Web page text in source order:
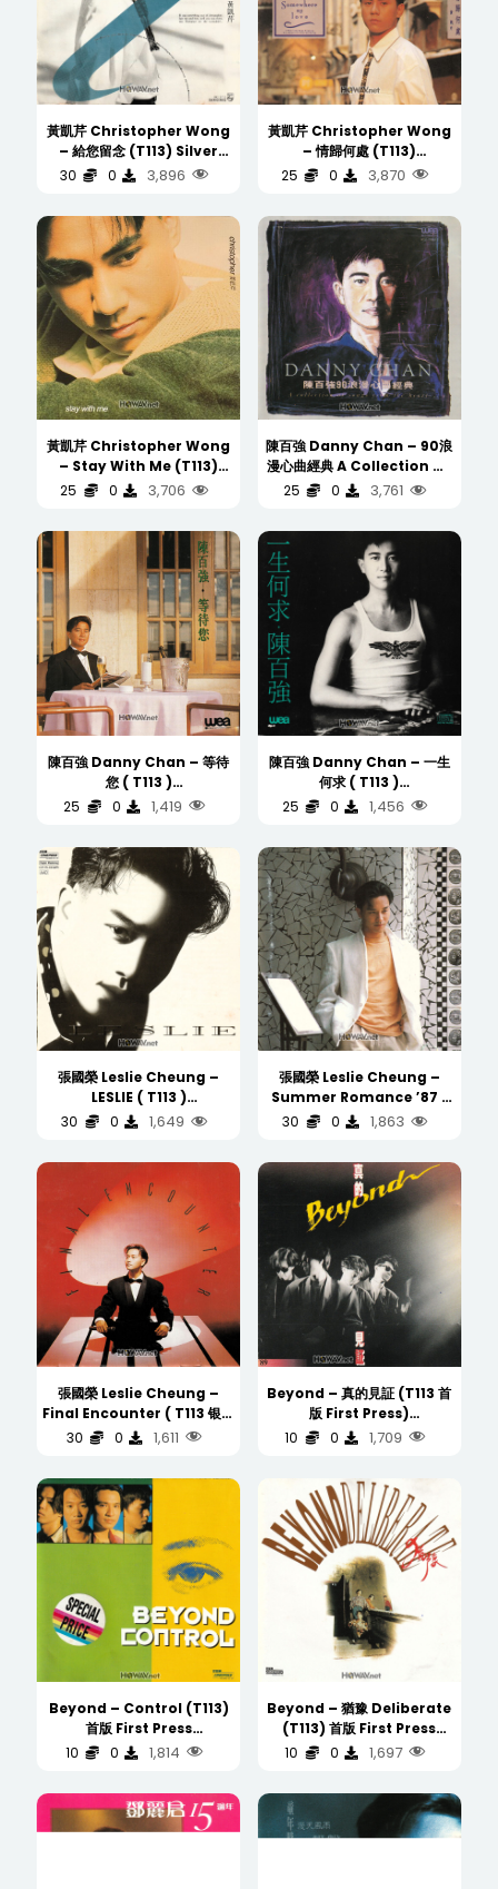
黃凱芹 Christopher Wong
– 給您留念 (T113) Silver
Ring CD 银圈
30 0 3,896
黃凱芹 Christopher Wong
– 情歸何處 (T113)
(WAV/16/44.1/458MB)
25 0 3,870
黃凱芹 Christopher Wong
– Stay With Me (T113)
(WAV/16/44.1/472MB)
25 0 3,706
陳百強 Danny Chan – 90浪
漫心曲經典 A Collection Of
Songs From The Heart (
25 0 3,761
陳百強 Danny Chan – 等待
您 ( T113 )
(WAV/16/44.1/434MB)
25 0 1,419
陳百強 Danny Chan – 一生
何求 ( T113 )
(WAV/16/44.1/430MB)
25 0 1,456
張國榮 Leslie Cheung –
LESLIE ( T113 )
(WAV/16/44.1/392MB)
30 0 1,649
張國榮 Leslie Cheung –
Summer Romance ’87 (
T113 )
30 0 1,863
張國榮 Leslie Cheung –
Final Encounter ( T113 银圈
Silver Ring CD )
30 0 1,611
Beyond – 真的見証 (T113 首
版 First Press)
(WAV/16/44.1/482MB)
10 0 1,709
Beyond – Control (T113)
首版 First Press
(WAV/16/44.1/625MB)
10 0 1,814
Beyond – 猶豫 Deliberate
(T113) 首版 First Press
(WAV/16/44.1/400MB)
10 0 1,697